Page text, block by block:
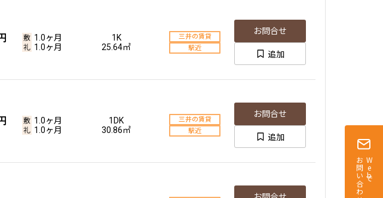
Webで
お問い合わせ
1.0ヶ月
1.0ヶ月
1K
25.64㎡
三井の賃貸
駅近
お問合せ
追加
1.0ヶ月
1.0ヶ月
1DK
30.86㎡
三井の賃貸
駅近
お問合せ
追加